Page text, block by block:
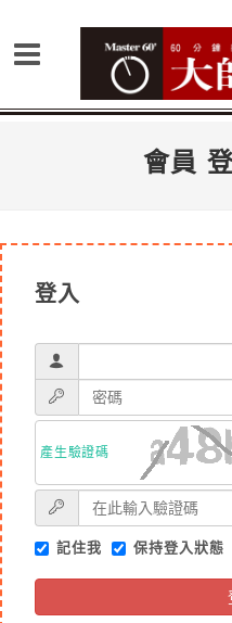
會員
登入
產生驗證碼
記住我 保持登入狀態